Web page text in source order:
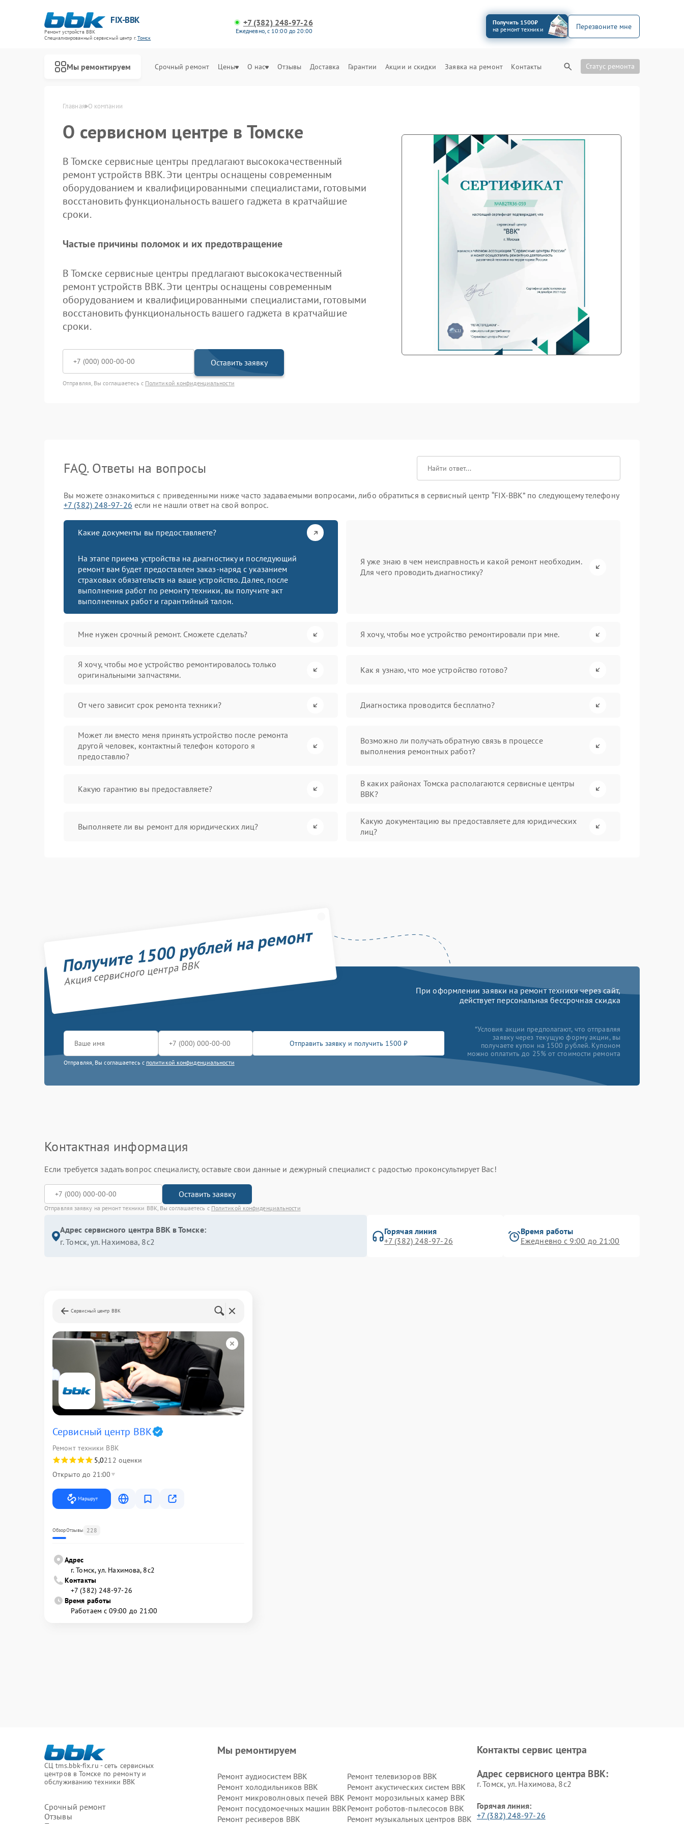
FIX-BBK
Ремонт устройств BBK
Специализированный cервисный центр г.Томск
+7 (382) 248-97-26
Ежедневно, с 10:00 до 20:00
Получить 1500₽
на ремонт техники
Перезвоните мне
Мы ремонтируем Срочный ремонт Цены О нас Отзывы Доставка Гарантии Акции и скидки Заявка на ремонт Контакты Статус ремонта
Главная О компании
О сервисном центре в Томске
В Томске сервисные центры предлагают высококачественный
ремонт устройств BBK. Эти центры оснащены современным
оборудованием и квалифицированными специалистами, готовыми
восстановить функциональность вашего гаджета в кратчайшие
сроки.
Частые причины поломок и их предотвращение
В Томске сервисные центры предлагают высококачественный
ремонт устройств BBK. Эти центры оснащены современным
оборудованием и квалифицированными специалистами, готовыми
восстановить функциональность вашего гаджета в кратчайшие
сроки.
Оставить заявку
Отправляя, Вы соглашаетесь с Политикой конфиденциальности
FAQ. Ответы на вопросы
Вы можете ознакомиться с приведенными ниже часто задаваемыми вопросами, либо обратиться в сервисный центр “FIX-BBK” по следующему телефону
+7 (382) 248-97-26 если не нашли ответ на свой вопрос.
Какие документы вы предоставляете?
На этапе приема устройства на диагностику и последующий
ремонт вам будет предоставлен заказ-наряд с указанием
страховых обязательств на ваше устройство. Далее, после
выполнения работ по ремонту техники, вы получите акт
выполненных работ и гарантийный талон.
Я уже знаю в чем неисправность и какой ремонт необходим.
Для чего проводить диагностику?
Мне нужен срочный ремонт. Сможете сделать? Я хочу, чтобы мое устройство ремонтировали при мне.
Я хочу, чтобы мое устройство ремонтировалось только
оригинальными запчастями.
Как я узнаю, что мое устройство готово?
От чего зависит срок ремонта техники? Диагностика проводится бесплатно?
Может ли вместо меня принять устройство после ремонта
другой человек, контактный телефон которого я
предоставлю?
Возможно ли получать обратную связь в процессе
выполнения ремонтных работ?
Какую гарантию вы предоставляете?
В каких районах Томска располагаются сервисные центры
BBK?
Выполняете ли вы ремонт для юридических лиц?
Какую документацию вы предоставляете для юридических
лиц?
Получите 1500 рублей на ремонт
Акция сервисного центра BBK
При оформлении заявки на ремонт техники через сайт,
действует персональная бессрочная скидка
Отправить заявку и получить 1500 ₽
Отправляя, Вы соглашаетесь с политикой конфиденциальности
*Условия акции предполагают, что отправляя
заявку через текущую форму акции, вы
получаете купон на 1500 рублей. Купоном
можно оплатить до 25% от стоимости ремонта
Контактная информация
Если требуется задать вопрос специалисту, оставьте свои данные и дежурный специалист с радостью проконсультирует Вас!
Оставить заявку
Отправляя заявку на ремонт техники BBK, Вы соглашаетесь с Политикой конфиденциальности
Адрес сервисного центра BBK в Томске:
г. Томск, ул. Нахимова, 8с2
Горячая линия
+7 (382) 248-97-26
Время работы
Ежедневно с 9:00 до 21:00
Сервисный центр BBK
Сервисный центр BBK
Ремонт техники BBK
5,0212 оценки
Открыто до 21:00
Маршрут
ОбзорОтзывы 228
Адрес
г. Томск, ул. Нахимова, 8с2
Контакты
+7 (382) 248-97-26
Время работы
Работаем с 09:00 до 21:00
СЦ tms.bbk-fix.ru - сеть сервисных
центров в Томске по ремонту и
обслуживанию техники BBK
Срочный ремонт
Отзывы
Мы ремонтируем
Ремонт аудиосистем BBK
Ремонт телевизоров BBK
Ремонт холодильников BBK
Ремонт акустических систем BBK
Ремонт микроволновых печей BBK Ремонт морозильных камер BBK
Ремонт посудомоечных машин BBKРемонт роботов-пылесосов BBK
Ремонт ресиверов BBK
Ремонт музыкальных центров BBK
Контакты сервис центра
Адрес сервисного центра BBK:
г. Томск, ул. Нахимова, 8с2
Горячая линия:
+7 (382) 248-97-26